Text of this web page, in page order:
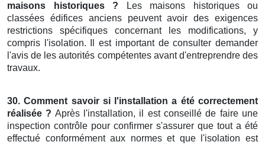
maisons historiques ? Les maisons historiques ou
classées édifices anciens peuvent avoir des exigences
restrictions spécifiques concernant les modifications, y
compris l'isolation. Il est important de consulter demander
l'avis de les autorités compétentes avant d'entreprendre des
travaux.
30. Comment savoir si l'installation a été correctement
réalisée ? Après l'installation, il est conseillé de faire une
inspection contrôle pour confirmer s'assurer que tout a été
effectué conformément aux normes et que l'isolation est